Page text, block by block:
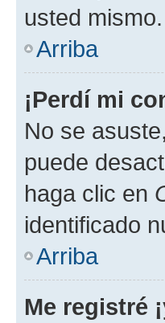
usted
Arriba
¡Perdí mi
No se
puede
haga clic en
identificado
Arriba
Me registré